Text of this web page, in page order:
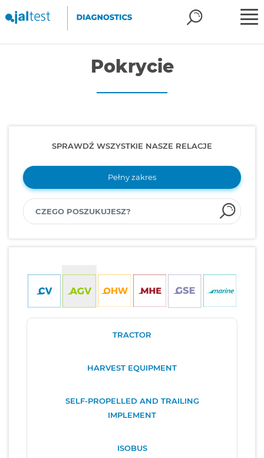
Pokrycie
SPRAWDŹ WSZYSTKIE NASZE RELACJE
Pełny zakres
TRACTOR
HARVEST EQUIPMENT
SELF-PROPELLED AND TRAILING
IMPLEMENT
ISOBUS